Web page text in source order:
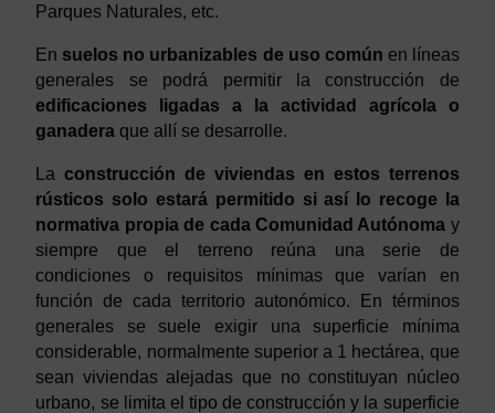
Parques Naturales, etc.
En suelos no urbanizables de uso común en líneas
generales se podrá permitir la construcción de
edificaciones ligadas a la actividad agrícola o
ganadera que allí se desarrolle.
Laconstrucción de viviendas en estos terrenos
rústicos solo estará permitido si así lo recoge la
normativa propia de cada Comunidad Autónoma y
siempre que el terreno reúna una serie de
condiciones o requisitos mínimas que varían en
función de cada territorio autonómico. En términos
generales se suele exigir una superficie mínima
considerable, normalmente superior a 1 hectárea, que
sean viviendas alejadas que no constituyan núcleo
urbano, se limita el tipo de construcción y la superficie